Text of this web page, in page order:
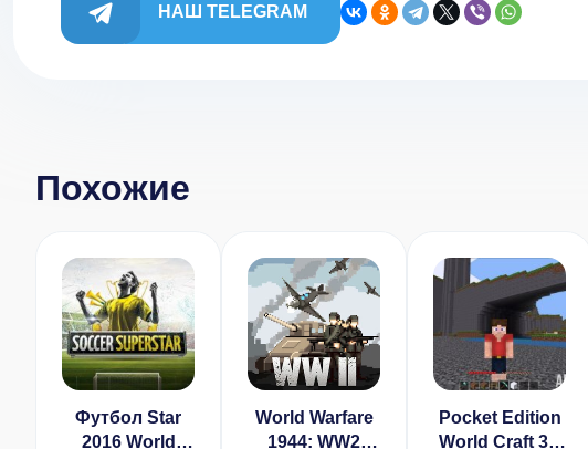
НАШ TELEGRAM
Похожие
Футбол Star
2016 World
World Warfare
1944: WW2
Pocket Edition
World Craft 3D